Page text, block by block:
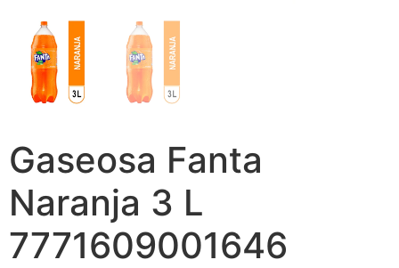
Gaseosa Fanta
Naranja 3 L
7771609001646